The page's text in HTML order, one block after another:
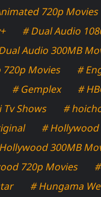
720p Movies
# Dual Audio
Audio 300MB
720p Movies
#
# Gemplex
#
Tv Shows
#
#
300MB
720p Movies
# Hungama